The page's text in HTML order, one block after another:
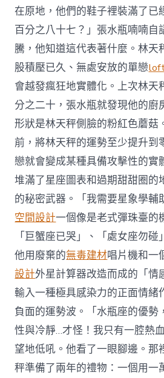
在原地，他們的鞋子裡裝滿了已
百分之八十七？」張水瓶喃喃自
騰，他知道這代表著什麼。林天
股積壓已久、無處安放的單戀
會越發瘋狂地實體化。上次林天
分之二十，張水瓶就發現他的廚
形狀是林天秤側臉的粉紅色蘑菇
前，將林天秤的運勢至少提升到
戀就會變成某種具備攻擊性的實
堆滿了星座圖表和過期甜甜圈的
的秘密武器。「我需要星象學輔
空間設計一個像是老式彈珠臺的
「巨蟹座已哭」、「處女座勿
他用廢棄的無毒建材唱片機和一
設計外星計算器改造而成的「情
輸入一種極具感染力的正面情緒
負面的運勢波。「水瓶座的優勢
性與冷靜…才怪！我只有一腔熱
望地低吼。他看了一眼腳邊。那
秤準備了兩年的禮物：一個用一